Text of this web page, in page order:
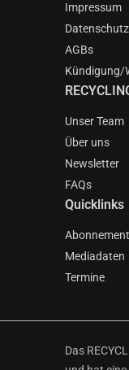
Impressum
AGBs
Kündigung/
Unser Team
Über uns
Newsletter
FAQs
Quicklinks
Mediadaten
Termine
Das